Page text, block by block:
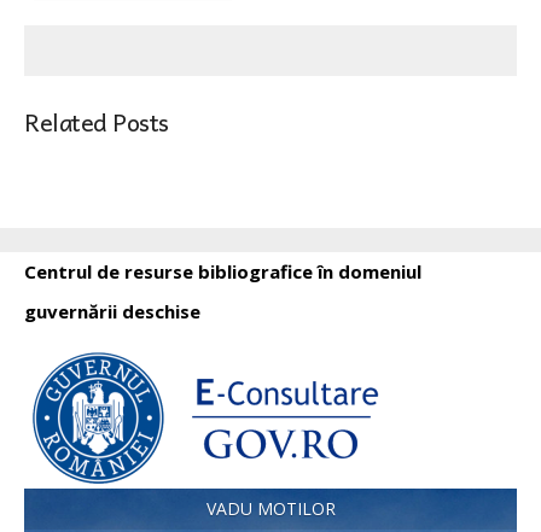
Related Posts
Centrul de resurse bibliografice în domeniul
guvernării deschise
VADU MOTILOR